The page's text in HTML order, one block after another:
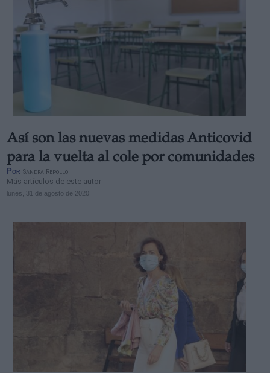
Así son las nuevas medidas Anticovid
para la vuelta al cole por comunidades
Por Sandra Repollo
Más artículos de este autor
lunes, 31 de agosto de 2020